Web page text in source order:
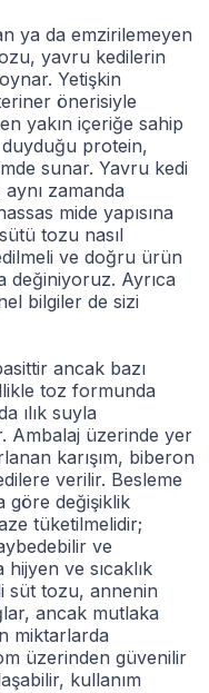
ya da emzirilemeyen
yavru kedilerin
Yetişkin
önerisiyle
yakın içeriğe sahip
protein,
sunar. Yavru kedi
zamanda
mide yapısına
tozu nasıl
ve doğru ürün
değiniyoruz. Ayrıca
bilgiler de sizi
ancak bazı
toz formunda
ılık suyla
Ambalaj üzerinde yer
karışım, biberon
verilir. Besleme
göre değişiklik
tüketilmelidir;
ve
ve sıcaklık
süt tozu, annenin
ancak mutlaka
miktarlarda
üzerinden güvenilir
kullanım